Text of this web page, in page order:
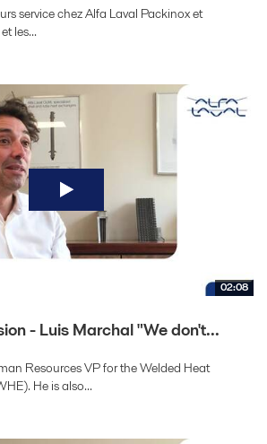
service chez Alfa Laval Packinox et
les...
02:08
- Luis Marchal "We don't...
Resources VP for the Welded Heat
He is also...